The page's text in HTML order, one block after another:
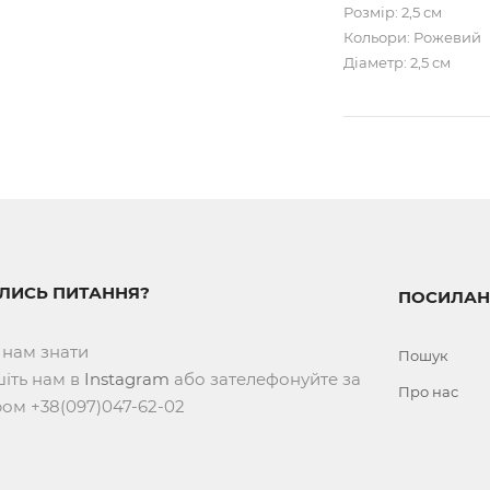
Розмір: 2,5 см
Кольори: Рожевий
Діаметр: 2,5 см
ПИТАННЯ?
знати
нам в Instagram або зателефонуйте за
+38(097)047-62-02
Пошук
Про нас